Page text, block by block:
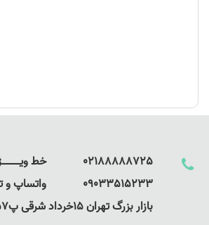
کلام خدا برای انجام وظیفه خود استفاده کنید.
که خواننده می‌تواند در صورت داشتن سؤال، یا نیاز
آن مراجعه کند. اگر برای دادن اطلاعات تماس خود
کلیسای خود یا وزارتخانه دیگری بپرسید که آیا می
02188888725 خط ویـــــــــــــژه
09033515233 واتساپ و تلگرام
بازار بزرگ تهران 15خرداد شرقی پ157